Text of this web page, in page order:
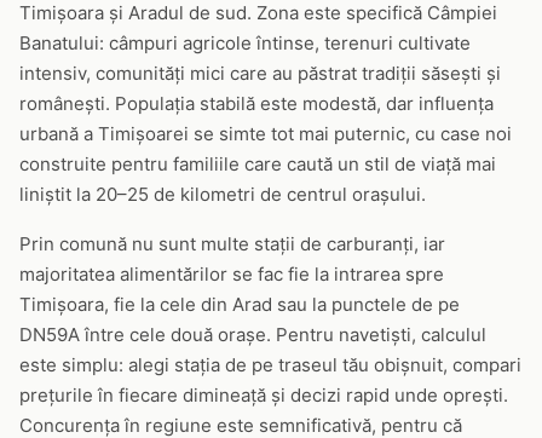
Timișoara și Aradul de sud. Zona este specifică Câmpiei
Banatului: câmpuri agricole întinse, terenuri cultivate
intensiv, comunități mici care au păstrat tradiții săsești și
românești. Populația stabilă este modestă, dar influența
urbană a Timișoarei se simte tot mai puternic, cu case noi
construite pentru familiile care caută un stil de viață mai
liniștit la 20–25 de kilometri de centrul orașului.
Prin comună nu sunt multe stații de carburanți, iar
majoritatea alimentărilor se fac fie la intrarea spre
Timișoara, fie la cele din Arad sau la punctele de pe
DN59A între cele două orașe. Pentru navetiști, calculul
este simplu: alegi stația de pe traseul tău obișnuit, compari
prețurile în fiecare dimineață și decizi rapid unde oprești.
Concurența în regiune este semnificativă, pentru că